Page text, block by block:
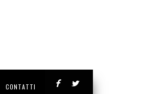
CONTATTI